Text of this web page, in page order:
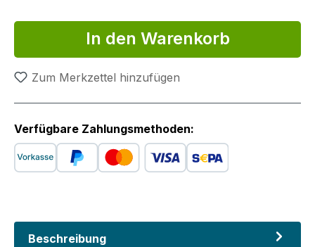
In den Warenkorb
Zum Merkzettel hinzufügen
Verfügbare Zahlungsmethoden:
Beschreibung